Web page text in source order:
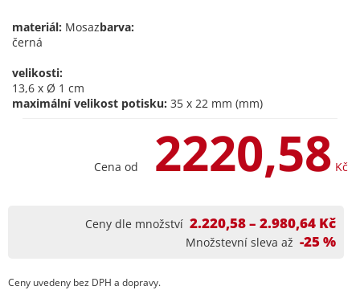
materiál: Mosazbarva:
černá
velikosti:
13,6 x Ø 1 cm
maximální velikost potisku: 35 x 22 mm (mm)
Cena od 2220,58 Kč
Ceny dle množství 2.220,58 – 2.980,64 Kč
Množstevní sleva až -25 %
Ceny uvedeny bez DPH a dopravy.